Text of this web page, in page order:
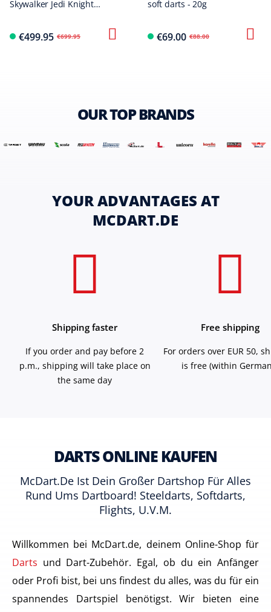
Skywalker Jedi Knight
€499.95 €699.95
soft darts - 20g
€69.00 €88.00
OUR TOP BRANDS
YOUR ADVANTAGES AT
MCDART.DE
Shipping faster
If you order and pay before 2
p.m., shipping will take place on
the same day
Free shipping
For orders over EUR 50,
is free (within
DARTS ONLINE KAUFEN
McDart.de Ist Dein Großer Dartshop Für Alles
Rund Ums Dartboard! Steeldarts, Softdarts,
Flights, U.v.m.
Willkommen bei McDart.de, deinem Online-Shop für
Darts und Dart-Zubehör. Egal, ob du ein Anfänger
oder Profi bist, bei uns findest du alles, was du für ein
spannendes Dartspiel benötigst. Wir bieten eine